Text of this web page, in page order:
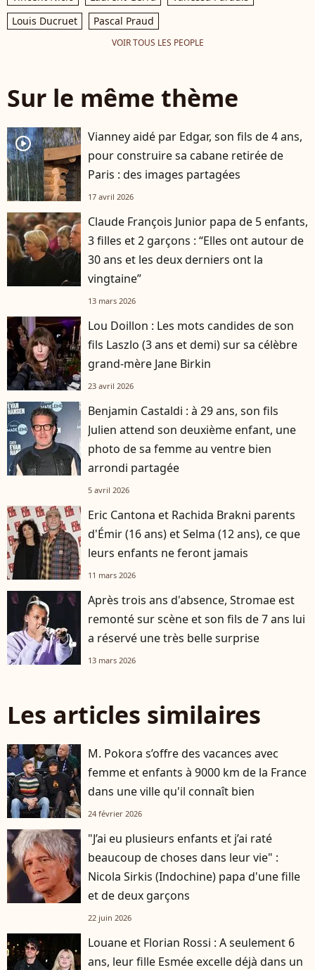
Louis Ducruet
Pascal Praud
VOIR TOUS LES PEOPLE
Sur le même thème
player2
Vianney aidé par Edgar, son fils de 4 ans,
pour construire sa cabane retirée de
Paris : des images partagées
17 avril 2026
Claude François Junior papa de 5 enfants,
3 filles et 2 garçons : “Elles ont autour de
30 ans et les deux derniers ont la
vingtaine”
13 mars 2026
Lou Doillon : Les mots candides de son
fils Laszlo (3 ans et demi) sur sa célèbre
grand-mère Jane Birkin
23 avril 2026
Benjamin Castaldi : à 29 ans, son fils
Julien attend son deuxième enfant, une
photo de sa femme au ventre bien
arrondi partagée
5 avril 2026
Eric Cantona et Rachida Brakni parents
d'Émir (16 ans) et Selma (12 ans), ce que
leurs enfants ne feront jamais
11 mars 2026
Après trois ans d'absence, Stromae est
remonté sur scène et son fils de 7 ans lui
a réservé une très belle surprise
13 mars 2026
Les articles similaires
M. Pokora s’offre des vacances avec
femme et enfants à 9000 km de la France
dans une ville qu'il connaît bien
24 février 2026
"J’ai eu plusieurs enfants et j’ai raté
beaucoup de choses dans leur vie" :
Nicola Sirkis (Indochine) papa d'une fille
et de deux garçons
22 juin 2026
Louane et Florian Rossi : A seulement 6
ans, leur fille Esmée excelle déjà dans un